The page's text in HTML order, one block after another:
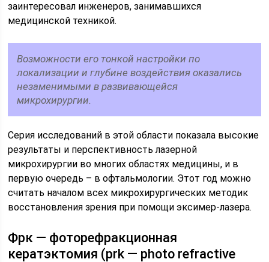
заинтересовал инженеров, занимавшихся
медицинской техникой.
Возможности его тонкой настройки по
локализации и глубине воздействия оказались
незаменимыми в развивающейся
микрохирургии.
Серия исследований в этой области показала высокие
результаты и перспективность лазерной
микрохирургии во многих областях медицины, и в
первую очередь – в офтальмологии. Этот год можно
считать началом всех микрохирургических методик
восстановления зрения при помощи эксимер-лазера.
Фрк — фоторефракционная
кератэктомия (prk — photo refractive